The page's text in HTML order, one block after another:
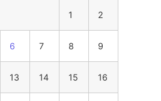
1 2
6 7 8 9
13 14 15 16